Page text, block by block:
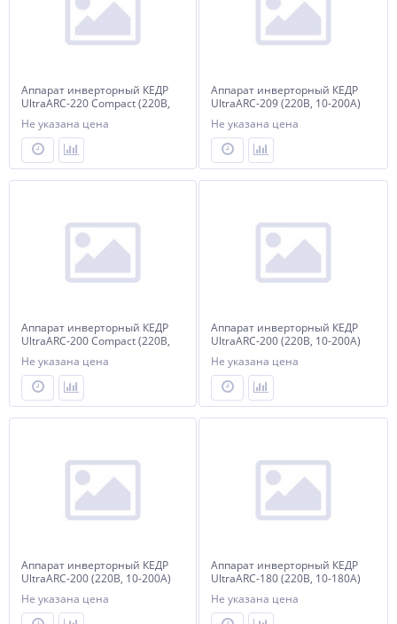
Аппарат инверторный КЕДР
UltraARC-220 Compact (220В,
10-220А)
Не указана цена
Аппарат инверторный КЕДР
UltraARC-209 (220В, 10-200А)
Не указана цена
Аппарат инверторный КЕДР
UltraARC-200 Compact (220В,
10-200А)
Не указана цена
Аппарат инверторный КЕДР
UltraARC-200 (220В, 10-200А)
(акция, электроды в
комплекте)
Не указана цена
Аппарат инверторный КЕДР
UltraARC-200 (220В, 10-200А)
Не указана цена
Аппарат инверторный КЕДР
UltraARC-180 (220В, 10-180А)
Не указана цена